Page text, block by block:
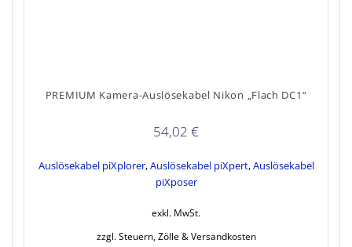
PREMIUM Kamera-Auslösekabel Nikon „Flach DC1“
54,02 €
Auslösekabel piXplorer,Auslösekabel piXpert,Auslösekabel
piXposer
exkl. MwSt.
zzgl. Steuern, Zölle & Versandkosten